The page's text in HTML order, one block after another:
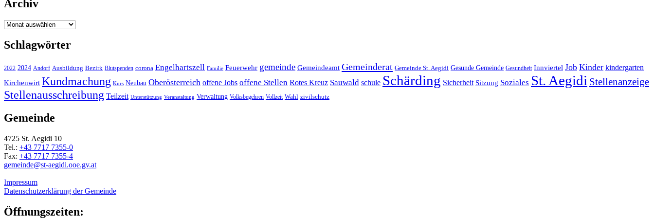
Archiv
Archiv
Schlagwörter
2022 2024 Andorf Ausbildung Bezirk Blutspenden corona Engelhartszell Familie Feuerwehr gemeinde Gemeindeamt Gemeinderat Gemeinde St. Aegidi Gesunde Gemeinde Gesundheit Innviertel Job Kinder kindergarten
Kirchenwirt Kundmachung Kurs Neubau Oberösterreich offene Jobs offene Stellen Rotes Kreuz Sauwald schule Schärding Sicherheit Sitzung Soziales St. Aegidi Stellenanzeige
Stellenausschreibung Teilzeit Unterstützung Veranstaltung Verwaltung Volksbegehren Vollzeit Wahl zivilschutz
Gemeinde
4725 St. Aegidi 10
Tel.: +43 7717 7355-0
Fax: +43 7717 7355-4
gemeinde@st-aegidi.ooe.gv.at
Impressum
Datenschutzerklärung der Gemeinde
Öffnungszeiten: